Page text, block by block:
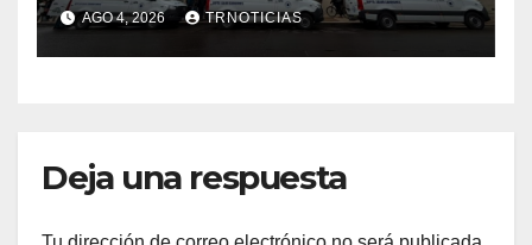
Cauquenes y Sagrada Familia
AGO 4, 2026 TRNOTICIAS
Deja una respuesta